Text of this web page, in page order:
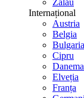
Zalău
Internațional
Austria
Belgia
Bulgaria
Cipru
Elveția
Franța